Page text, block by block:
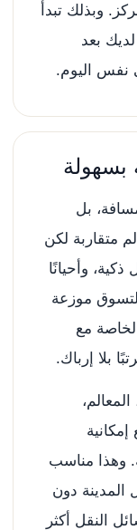
وبذلك تبدأ
بعد
نفس اليوم.
بسهولة
بل
متقاربة لكن
وأحيانًا
موزعة
مع
بلا إرباك.
وهذا مناسب
المدينة دون
النقل أكثر